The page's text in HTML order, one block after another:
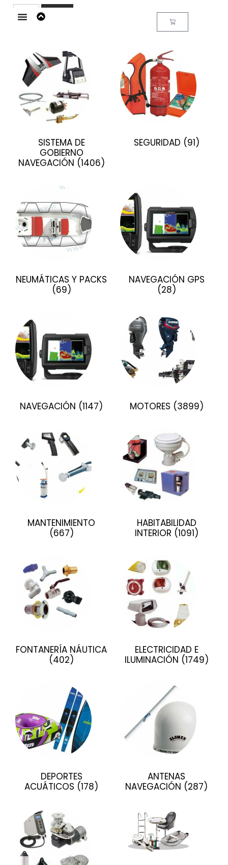
Buscar
SISTEMA DE
GOBIERNO
NAVEGACIÓN (1406)
SEGURIDAD (91)
NEUMÁTICAS Y PACKS
(69)
NAVEGACIÓN GPS
(28)
NAVEGACIÓN (1147) MOTORES (3899)
MANTENIMIENTO
(667)
HABITABILIDAD
INTERIOR (1091)
FONTANERÍA NÁUTICA
(402)
ELECTRICIDAD E
ILUMINACIÓN (1749)
DEPORTES
ACUÁTICOS (178)
ANTENAS
NAVEGACIÓN (287)